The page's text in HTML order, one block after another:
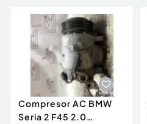
Compresor AC BMW
Seria 2 F45 2.0